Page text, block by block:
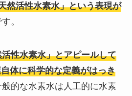
然活性水素水」という表現が
。
性水素水」とアピールして
体に科学的な定義がはっき
般的な水素水は人工的に水素